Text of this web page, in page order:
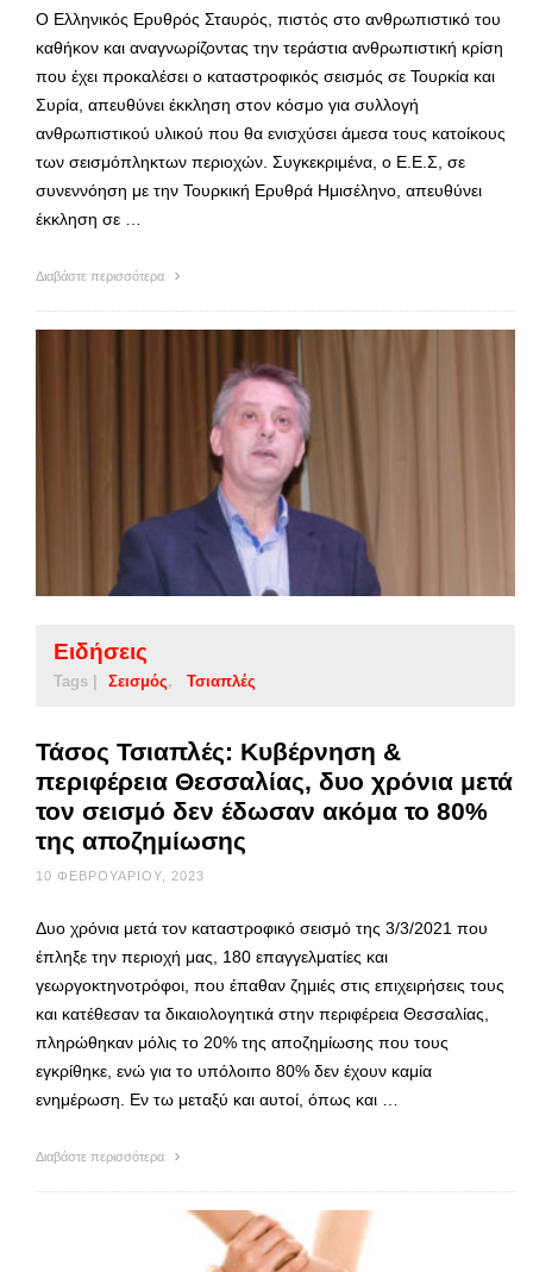
Ο Ελληνικός Ερυθρός Σταυρός, πιστός στο ανθρωπιστικό του
καθήκον και αναγνωρίζοντας την τεράστια ανθρωπιστική κρίση
που έχει προκαλέσει ο καταστροφικός σεισμός σε Τουρκία και
Συρία, απευθύνει έκκληση στον κόσμο για συλλογή
ανθρωπιστικού υλικού που θα ενισχύσει άμεσα τους κατοίκους
των σεισμόπληκτων περιοχών. Συγκεκριμένα, ο Ε.Ε.Σ, σε
συνεννόηση με την Τουρκική Ερυθρά Ημισέληνο, απευθύνει
έκκληση σε …
Διαβάστε περισσότερα
Ειδήσεις
Tags | Σεισμός Τσιαπλές
Τάσος Τσιαπλές: Κυβέρνηση &
περιφέρεια Θεσσαλίας, δυο χρόνια μετά
τον σεισμό δεν έδωσαν ακόμα το 80%
της αποζημίωσης
10 ΦΕΒΡΟΥΑΡΊΟΥ, 2023
Δυο χρόνια μετά τον καταστροφικό σεισμό της 3/3/2021 που
έπληξε την περιοχή μας, 180 επαγγελματίες και
γεωργοκτηνοτρόφοι, που έπαθαν ζημιές στις επιχειρήσεις τους
και κατέθεσαν τα δικαιολογητικά στην περιφέρεια Θεσσαλίας,
πληρώθηκαν μόλις το 20% της αποζημίωσης που τους
εγκρίθηκε, ενώ για το υπόλοιπο 80% δεν έχουν καμία
ενημέρωση. Εν τω μεταξύ και αυτοί, όπως και …
Διαβάστε περισσότερα